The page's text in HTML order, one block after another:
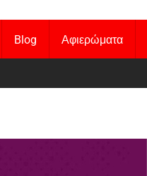
Blog Αφιερώματα